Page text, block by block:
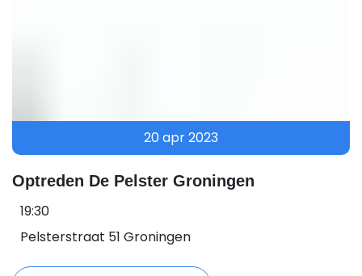
20 apr 2023
Optreden De Pelster Groningen
19:30
Pelsterstraat 51 Groningen